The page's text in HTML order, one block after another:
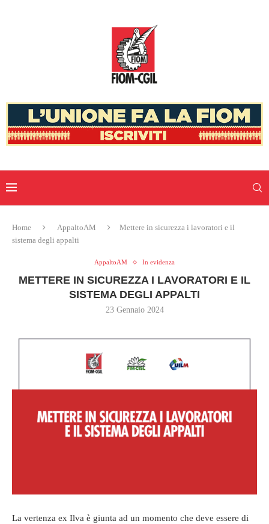
Home AppaltoAM
Mettere in sicurezza i lavoratori e il
sistema degli appalti
AppaltoAM In evidenza
METTERE IN SICUREZZA I LAVORATORI E IL
SISTEMA DEGLI APPALTI
23 Gennaio 2024
La vertenza ex Ilva è giunta ad un momento che deve essere di